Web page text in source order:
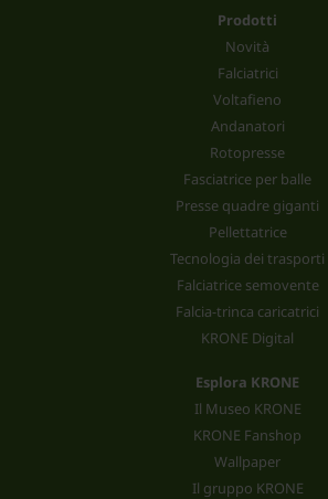
Prodotti
Novità
Falciatrici
Voltafieno
Andanatori
Rotopresse
Fasciatrice per balle
Presse quadre giganti
Pellettatrice
Tecnologia dei trasporti
Falciatrice semovente
Falcia-trinca caricatrici
KRONE Digital
Esplora KRONE
Il Museo KRONE
KRONE Fanshop
Wallpaper
Il gruppo KRONE